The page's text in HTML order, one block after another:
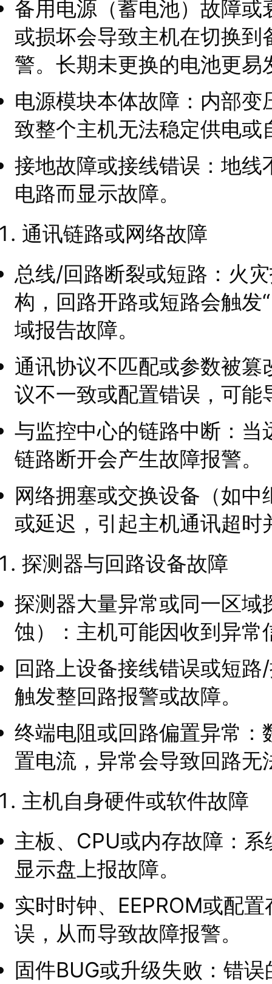
备用电源（蓄电池）故障
或损坏会导致主机在切换
警。长期未更换的电池更易
电源模块本体故障：内部
致整个主机无法稳定供电或
接地故障或接线错误：地
电路而显示故障。
通讯链路或网络故障
总线/回路断裂或短路：火
构，回路开路或短路会触发
域报告故障。
通讯协议不匹配或参数被
议不一致或配置错误，可
与监控中心的链路中断：
链路断开会产生故障报警。
网络拥塞或交换设备（如
或延迟，引起主机通讯超时
探测器与回路设备故障
探测器大量异常或同一区
蚀）：主机可能因收到异
回路上设备接线错误或短
触发整回路报警或故障。
终端电阻或回路偏置异常
置电流，异常会导致回路无
主机自身硬件或软件故障
主板、CPU或内存故障：
显示盘上报故障。
实时时钟、EEPROM或配
误，从而导致故障报警。
固件BUG或升级失败：错